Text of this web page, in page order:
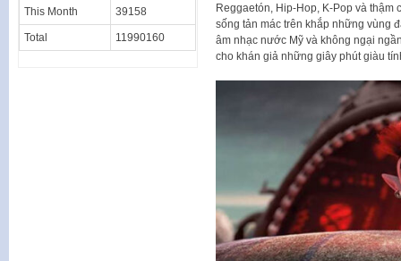
Reggaetón, Hip-Hop, K-Pop và thậm
sống tản mác trên khắp những vùng
âm nhạc nước Mỹ và không ngại
cho khán giả những giây phút giàu
This Month 39158
Total 11990160